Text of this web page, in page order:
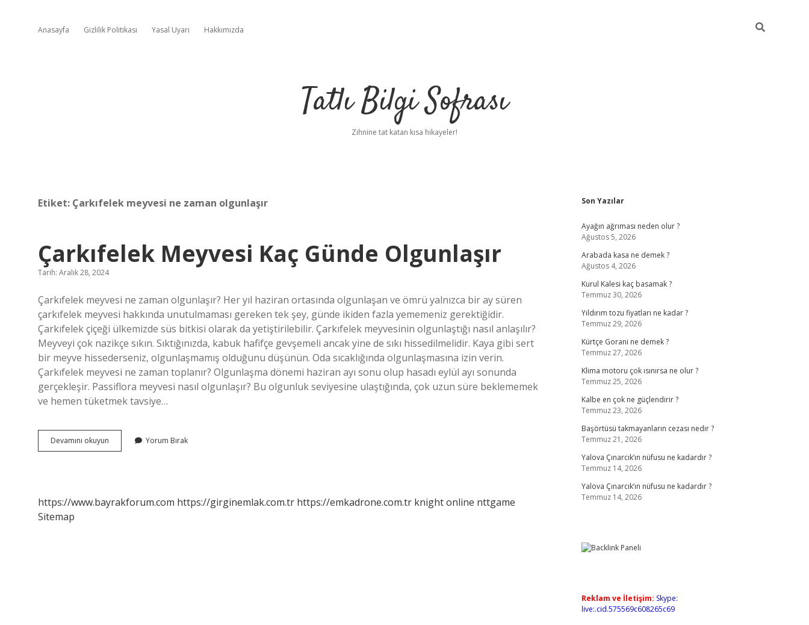
Anasayfa Gizlilik Politikası Yasal Uyarı Hakkımızda
Tatlı Bilgi Sofrası
Zihnine tat katan kısa hikayeler!
Etiket: Çarkıfelek meyvesi ne zaman olgunlaşır
Çarkıfelek Meyvesi Kaç Günde Olgunlaşır
Tarih: Aralık 28, 2024
Çarkıfelek meyvesi ne zaman olgunlaşır? Her yıl haziran ortasında olgunlaşan ve ömrü yalnızca bir ay süren
çarkıfelek meyvesi hakkında unutulmaması gereken tek şey, günde ikiden fazla yememeniz gerektiğidir.
Çarkıfelek çiçeği ülkemizde süs bitkisi olarak da yetiştirilebilir. Çarkıfelek meyvesinin olgunlaştığı nasıl anlaşılır?
Meyveyi çok nazikçe sıkın. Sıktığınızda, kabuk hafifçe gevşemeli ancak yine de sıkı hissedilmelidir. Kaya gibi sert
bir meyve hissederseniz, olgunlaşmamış olduğunu düşünün. Oda sıcaklığında olgunlaşmasına izin verin.
Çarkıfelek meyvesi ne zaman toplanır? Olgunlaşma dönemi haziran ayı sonu olup hasadı eylül ayı sonunda
gerçekleşir. Passiflora meyvesi nasıl olgunlaşır? Bu olgunluk seviyesine ulaştığında, çok uzun süre beklememek
ve hemen tüketmek tavsiye…
Devamını okuyun Çarkıfelek
Meyvesi
Yorum Bırak
https://www.bayrakforum.com https://girginemlak.com.tr https://emkadrone.com.tr knight online nttgame
Sitemap
Sidebar
Son Yazılar
Ayağın ağrıması neden olur ?
Ağustos 5, 2026
Arabada kasa ne demek ?
Ağustos 4, 2026
Kurul Kalesi kaç basamak ?
Temmuz 30, 2026
Yıldırım tozu fiyatları ne kadar ?
Temmuz 29, 2026
Kürtçe Gorani ne demek ?
Temmuz 27, 2026
Klima motoru çok ısınırsa ne olur ?
Temmuz 25, 2026
Kalbe en çok ne güçlendirir ?
Temmuz 23, 2026
Başörtüsü takmayanların cezası nedir ?
Temmuz 21, 2026
Yalova Çınarcık’ın nüfusu ne kadardır ?
Temmuz 14, 2026
Yalova Çınarcık’ın nüfusu ne kadardır ?
Temmuz 14, 2026
Reklam ve İletişim: Skype:
live:.cid.575569c608265c69